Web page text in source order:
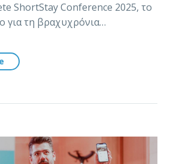
ShortStay Conference 2025, το
για τη βραχυχρόνια…